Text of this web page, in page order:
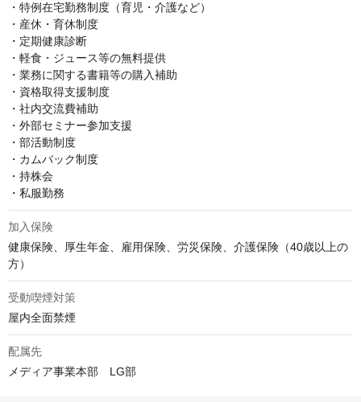
・特例在宅勤務制度（育児・介護など）
・産休・育休制度
・定期健康診断
・軽食・ジュース等の無料提供
・業務に関する書籍等の購入補助
・資格取得支援制度
・社内交流費補助
・外部セミナー参加支援
・部活動制度
・カムバック制度
・持株会
・私服勤務
加入保険
健康保険、厚生年金、雇用保険、労災保険、介護保険（40歳以上の
方）
受動喫煙対策
屋内全面禁煙
配属先
メディア事業本部　LG部